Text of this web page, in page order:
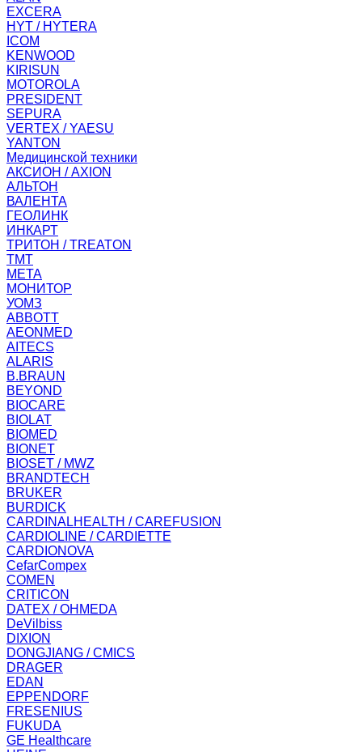
EXCERA
HYT / HYTERA
ICOM
KENWOOD
KIRISUN
MOTOROLA
PRESIDENT
SEPURA
VERTEX / YAESU
YANTON
Медицинской техники
АКСИОН / AXION
АЛЬТОН
ВАЛЕНТА
ГЕОЛИНК
ИНКАРТ
ТРИТОН / TREATON
ТМТ
МЕТА
МОНИТОР
УОМЗ
ABBOTT
AEONMED
AITECS
ALARIS
B.BRAUN
BEYOND
BIOCARE
BIOLAT
BIOMED
BIONET
BIOSET / MWZ
BRANDTECH
BRUKER
BURDICK
CARDINALHEALTH / CAREFUSION
CARDIOLINE / CARDIETTE
CARDIONOVA
CefarCompex
COMEN
CRITICON
DATEX / OHMEDA
DeVilbiss
DIXION
DONGJIANG / CMICS
DRAGER
EDAN
EPPENDORF
FRESENIUS
FUKUDA
GE Healthcare